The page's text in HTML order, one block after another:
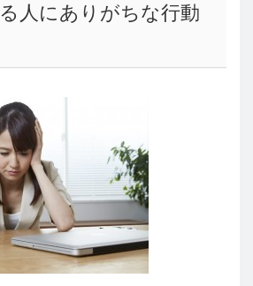
人にありがちな行動